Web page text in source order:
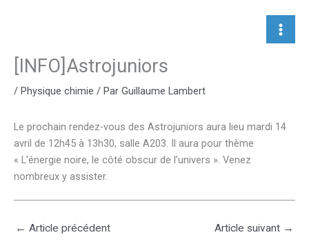
[INFO]Astrojuniors
/ Physique chimie / Par Guillaume Lambert
Le prochain rendez-vous des Astrojuniors aura lieu mardi 14
avril de 12h45 à 13h30, salle A203. Il aura pour thème
« L’énergie noire, le côté obscur de l’univers ». Venez
nombreux y assister.
← Article précédent Article suivant →